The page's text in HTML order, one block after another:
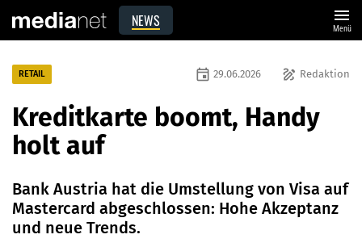
NEWS menu
Menü
RETAIL draw Redaktion
event 29.06.2026
Kreditkarte boomt, Handy
holt auf
Bank Austria hat die Umstellung von Visa auf
Mastercard abgeschlossen: Hohe Akzeptanz
und neue Trends.